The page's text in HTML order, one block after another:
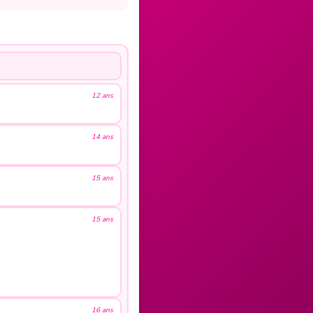
12 ans
14 ans
15 ans
15 ans
16 ans